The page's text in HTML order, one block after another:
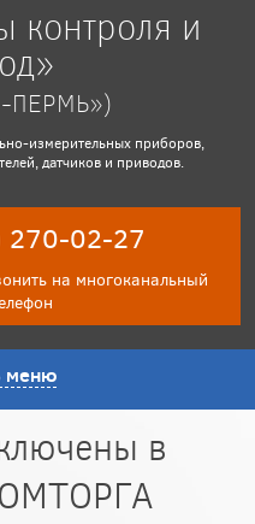
и
ПЕРМЬ»)
измерительных приборов,
датчиков и приводов.
270-02-27
на многоканальный
меню
в